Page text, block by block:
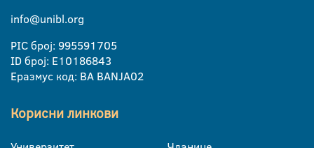
info@unibl.org
PIC број: 995591705
ID број: E10186843
Еразмус код: BA BANJA02
Корисни линкови